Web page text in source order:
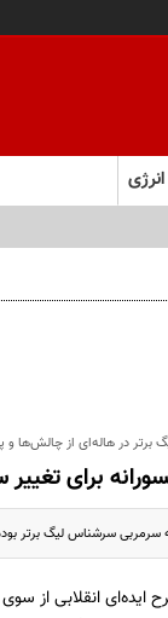
انرژی
برتر در هاله‌ای از چالش‌ها و
برای
سرمربی سرشناس لیگ برتر
ایده‌ای انقلابی